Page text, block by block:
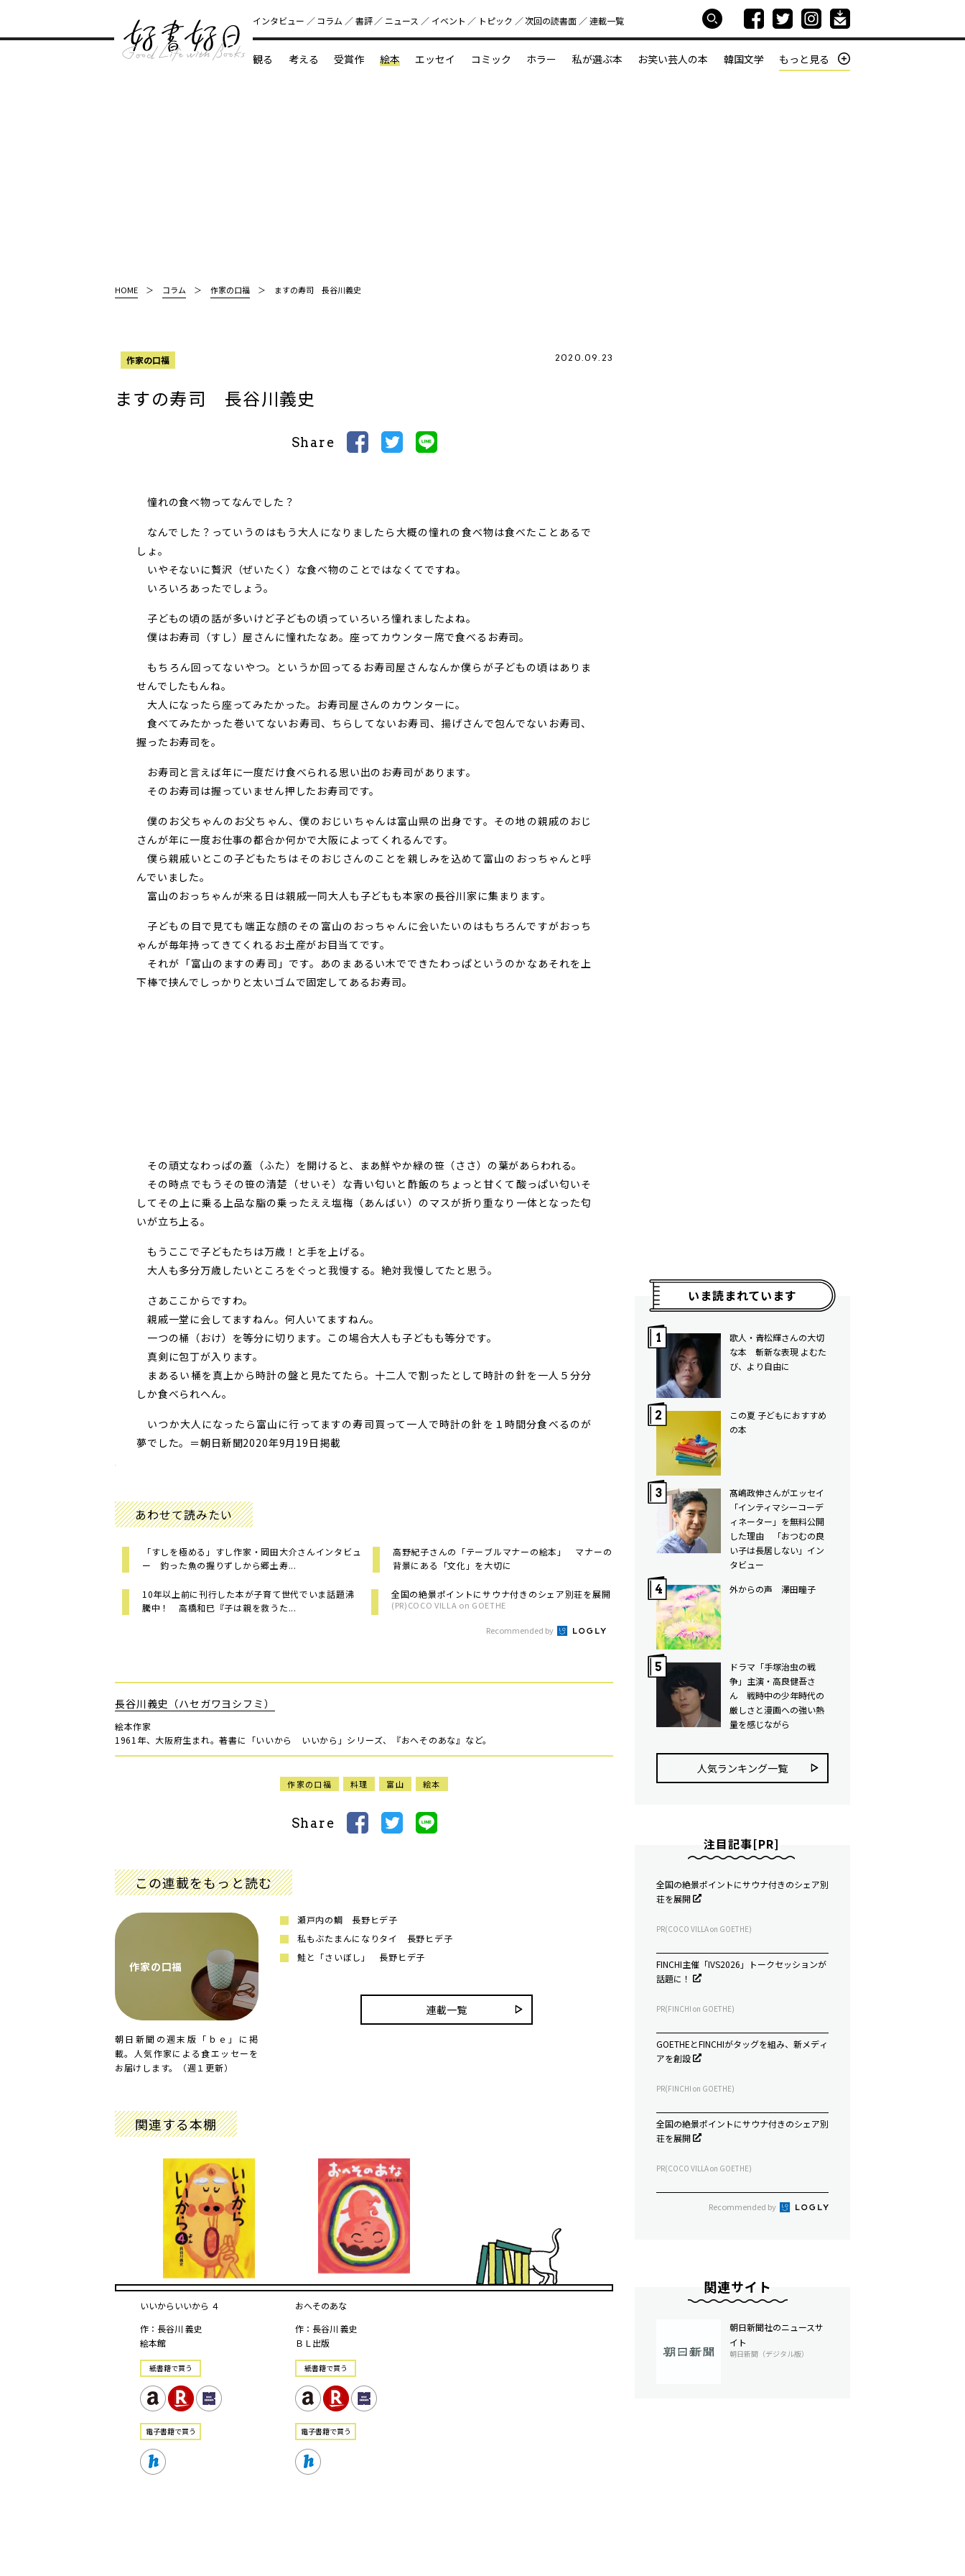
好書好日
インタビュー コラム 書評 ニュース イベント トピック 次回の読書⾯ 連載一覧
観る 考える 受賞作 絵本 エッセイ コミック ホラー 私が選ぶ本 お笑い芸人の本 韓国文学 もっと見る
HOME コラム 作家の口福 ますの寿司 長谷川義史
作家の口福 2020.09.23
ますの寿司 長谷川義史
Share
憧れの食べ物ってなんでした？
なんでした？っていうのはもう大人になりましたら大概の憧れの食べ物は食べたことあるで
しょ。
いやそないに贅沢（ぜいたく）な食べ物のことではなくてですね。
いろいろあったでしょう。
子どもの頃の話が多いけど子どもの頃っていろいろ憧れましたよね。
僕はお寿司（すし）屋さんに憧れたなあ。座ってカウンター席で食べるお寿司。
もちろん回ってないやつ。というか回ってるお寿司屋さんなんか僕らが子どもの頃はありま
せんでしたもんね。
大人になったら座ってみたかった。お寿司屋さんのカウンターに。
食べてみたかった巻いてないお寿司、ちらしてないお寿司、揚げさんで包んでないお寿司、
握ったお寿司を。
お寿司と言えば年に一度だけ食べられる思い出のお寿司があります。
そのお寿司は握っていません押したお寿司です。
僕のお父ちゃんのお父ちゃん、僕のおじいちゃんは富山県の出身です。その地の親戚のおじ
さんが年に一度お仕事の都合か何かで大阪によってくれるんです。
僕ら親戚いとこの子どもたちはそのおじさんのことを親しみを込めて富山のおっちゃんと呼
んでいました。
富山のおっちゃんが来る日は親戚一同大人も子どもも本家の長谷川家に集まります。
子どもの目で見ても端正な顔のその富山のおっちゃんに会いたいのはもちろんですがおっち
ゃんが毎年持ってきてくれるお土産がお目当てです。
それが「富山のますの寿司」です。あのまあるい木でできたわっぱというのかなあそれを上
下棒で挟んでしっかりと太いゴムで固定してあるお寿司。
その頑丈なわっぱの蓋（ふた）を開けると、まあ鮮やか緑の笹（ささ）の葉があらわれる。
その時点でもうその笹の清楚（せいそ）な青い匂いと酢飯のちょっと甘くて酸っぱい匂いそ
してその上に乗る上品な脂の乗ったええ塩梅（あんばい）のマスが折り重なり一体となった匂
いが立ち上る。
もうここで子どもたちは万歳！と手を上げる。
大人も多分万歳したいところをぐっと我慢する。絶対我慢してたと思う。
さあここからですわ。
親戚一堂に会してますねん。何人いてますねん。
一つの桶（おけ）を等分に切ります。この場合大人も子どもも等分です。
真剣に包丁が入ります。
まあるい桶を真上から時計の盤と見たてたら。十二人で割ったとして時計の針を一人５分分
しか食べられへん。
いつか大人になったら富山に行ってますの寿司買って一人で時計の針を１時間分食べるのが
夢でした。 ＝朝日新聞2020年9月19日掲載
あわせて読みたい
「すしを極める」すし作家・岡田大介さんインタビュ
ー 釣った魚の握りずしから郷土寿...
高野紀子さんの「テーブルマナーの絵本」 マナーの
背景にある「文化」を大切に
10年以上前に刊行した本が子育て世代でいま話題沸
騰中！ 高橋和巳『子は親を救うた...
全国の絶景ポイントにサウナ付きのシェア別荘を展開
(PR)COCO VILLA on GOETHE
Recommended by
長谷川義史（ハセガワヨシフミ）
絵本作家
1961年、大阪府生まれ。著書に「いいから いいから」シリーズ、『おへそのあな』など。
作家の口福 料理 富山 絵本
Share
この連載をもっと読む
作家の口福
朝日新聞の週末版「ｂｅ」に掲
載。人気作家による食エッセーを
お届けします。（週１更新）
瀬戸内の鯛 長野ヒデ子
私もぶたまんになりタイ 長野ヒデ子
鮭と「さいぼし」 長野ヒデ子
連載一覧
関連する本棚
いいからいいから ４
作：長谷川 義史
絵本館
紙書籍で買う
電⼦書籍で買う
おへそのあな
作：長谷川 義史
ＢＬ出版
紙書籍で買う
電⼦書籍で買う
いま読まれています
歌人・青松輝さんの大切
な本 斬新な表現 よむた
び、より自由に
この夏 子どもにおすすめ
の本
髙嶋政伸さんがエッセイ
「インティマシーコーデ
ィネーター」を無料公開
した理由 「おつむの良
い子は長居しない」イン
タビュー
外からの声 澤田瞳子
ドラマ「手塚治虫の戦
争」主演・高良健吾さ
ん 戦時中の少年時代の
厳しさと漫画への強い熱
量を感じながら
人気ランキング⼀覧
注目記事[PR]
全国の絶景ポイントにサウナ付きのシェア別
荘を展開
PR(COCO VILLA on GOETHE)
FINCHI主催「IVS2026」トークセッションが
話題に！
PR(FINCHI on GOETHE)
GOETHEとFINCHIがタッグを組み、新メディ
アを創設
PR(FINCHI on GOETHE)
全国の絶景ポイントにサウナ付きのシェア別
荘を展開
PR(COCO VILLA on GOETHE)
Recommended by
関連サイト
朝日新聞社のニュースサ
イト
朝日新聞（デジタル版）